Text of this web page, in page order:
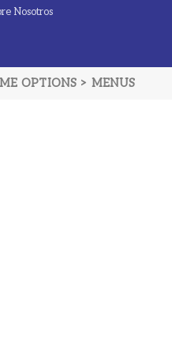
Nosotros
OPTIONS > MENUS